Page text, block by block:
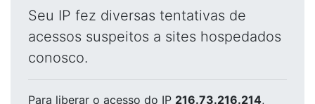
Seu IP fez diversas tentativas de
acessos suspeitos a sites hospedados
conosco.
Para liberar o acesso do IP 216.73.216.214,